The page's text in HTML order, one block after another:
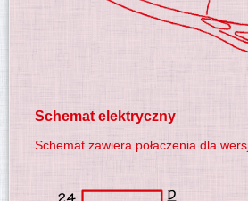
Schemat elektryczny
Schemat zawiera połaczenia dla